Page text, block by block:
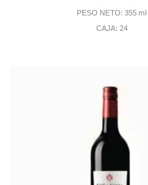
PESO NETO: 355 ml
CAJA: 24